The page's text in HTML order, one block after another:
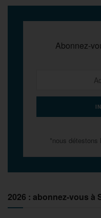
Abonnez-
*nous
2026 : abonnez-vous à